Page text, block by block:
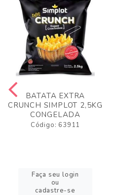
BATATA EXTRA
CRUNCH SIMPLOT 2,5KG
CONGELADA
Código: 63911
Faça seu login
ou
cadastre-se